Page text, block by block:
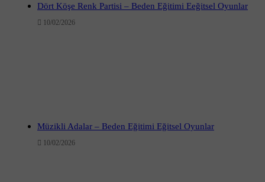
Dört Köşe Renk Partisi – Beden Eğitimi Eeğitsel Oyunlar
10/02/2026
Müzikli Adalar – Beden Eğitimi Eğitsel Oyunlar
10/02/2026